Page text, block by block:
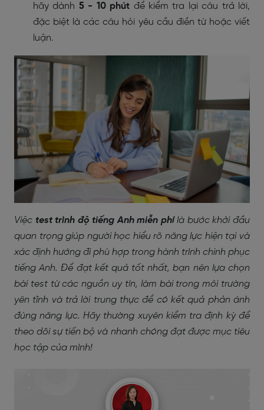
hãy dành 5 - 10 phút để kiểm tra lại câu trả lời,
đặc biệt là các câu hỏi yêu cầu điền từ hoặc viết
luận.
Việc test trình độ tiếng Anh miễn phílà bước khởi đầu
quan trọng giúp người học hiểu rõ năng lực hiện tại và
xác định hướng đi phù hợp trong hành trình chinh phục
tiếng Anh. Để đạt kết quả tốt nhất, bạn nên lựa chọn
bài test từ các nguồn uy tín, làm bài trong môi trường
yên tĩnh và trả lời trung thực để có kết quả phản ánh
đúng năng lực. Hãy thường xuyên kiểm tra định kỳ để
theo dõi sự tiến bộ và nhanh chóng đạt được mục tiêu
học tập của mình!